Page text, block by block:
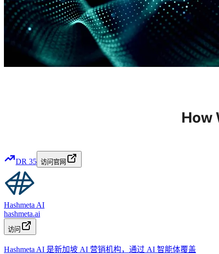
DR 35 访问官网
Hashmeta AI
hashmeta.ai
访问
Hashmeta AI 是新加坡 AI 营销机构，通过 AI 智能体覆盖